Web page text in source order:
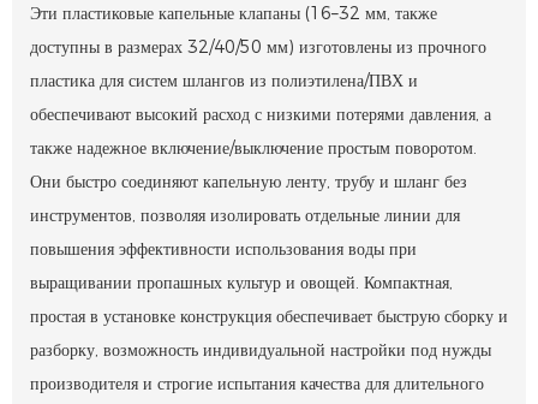
Эти пластиковые капельные клапаны (16–32 мм, также
доступны в размерах 32/40/50 мм) изготовлены из прочного
пластика для систем шлангов из полиэтилена/ПВХ и
обеспечивают высокий расход с низкими потерями давления, а
также надежное включение/выключение простым поворотом.
Они быстро соединяют капельную ленту, трубу и шланг без
инструментов, позволяя изолировать отдельные линии для
повышения эффективности использования воды при
выращивании пропашных культур и овощей. Компактная,
простая в установке конструкция обеспечивает быструю сборку и
разборку, возможность индивидуальной настройки под нужды
производителя и строгие испытания качества для длительного